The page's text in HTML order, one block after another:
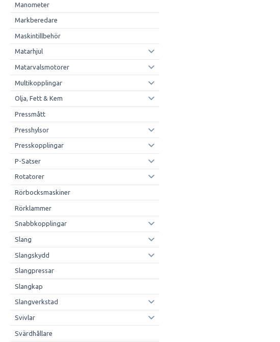
Manometer
Markberedare
Maskintillbehör
Matarhjul
Matarvalsmotorer
Multikopplingar
Olja, Fett & Kem
Pressmått
Presshylsor
Presskopplingar
P-Satser
Rotatorer
Rörbocksmaskiner
Rörklammer
Snabbkopplingar
Slang
Slangskydd
Slangpressar
Slangkap
Slangverkstad
Svivlar
Svärdhållare